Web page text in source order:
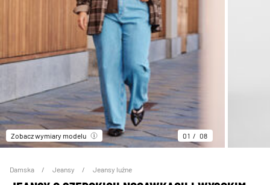
Zobacz wymiary modelu 01 08
Damska Jeansy Jeansy luźne